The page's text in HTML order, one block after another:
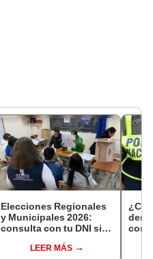
Elecciones Regionales
y Municipales 2026:
consulta con tu DNI si
de mesa para este 4 de
LEER MÁS
con